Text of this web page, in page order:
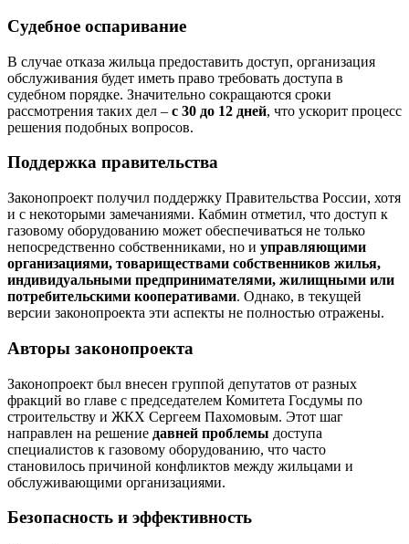
Судебное оспаривание
В случае отказа жильца предоставить доступ, организация
обслуживания будет иметь право требовать доступа в
судебном порядке. Значительно сокращаются сроки
рассмотрения таких дел – с 30 до 12 дней, что ускорит процесс
решения подобных вопросов.
Поддержка правительства
Законопроект получил поддержку Правительства России, хотя
и с некоторыми замечаниями. Кабмин отметил, что доступ к
газовому оборудованию может обеспечиваться не только
непосредственно собственниками, но и управляющими
организациями, товариществами собственников жилья,
индивидуальными предпринимателями, жилищными или
потребительскими кооперативами. Однако, в текущей
версии законопроекта эти аспекты не полностью отражены.
Авторы законопроекта
Законопроект был внесен группой депутатов от разных
фракций во главе с председателем Комитета Госдумы по
строительству и ЖКХ Сергеем Пахомовым. Этот шаг
направлен на решение давней проблемы доступа
специалистов к газовому оборудованию, что часто
становилось причиной конфликтов между жильцами и
обслуживающими организациями.
Безопасность и эффективность